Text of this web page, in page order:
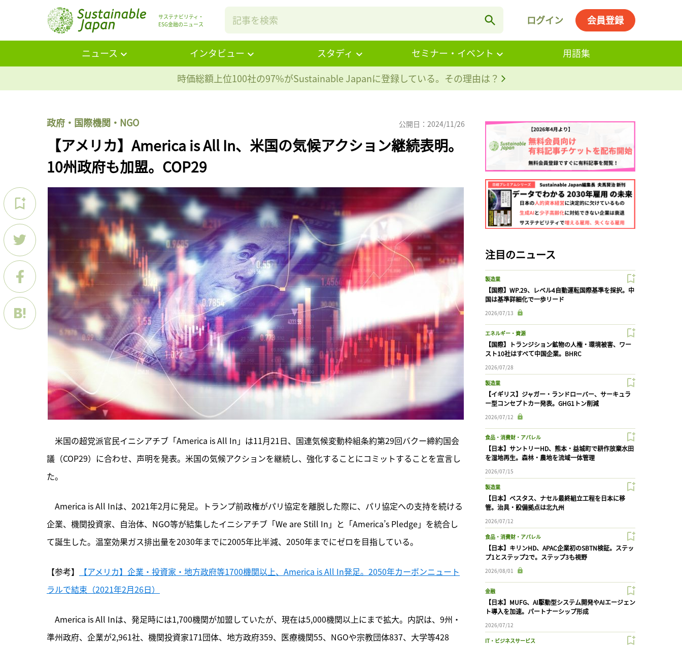
サステナビリティ・
ESG金融のニュース
ログイン 会員登録
ニュース インタビュー スタディ セミナー・イベント
用語集
時価総額上位100社の97%がSustainable Japanに登録している。その理由は？
政府・国際機関・NGO 公開日：2024/11/26
【アメリカ】America is All In、米国の気候アクション継続表明。
10州政府も加盟。COP29
米国の超党派官民イニシアチブ「America is All In」は11月21日、国連気候変動枠組条約第29回バクー締約国会
議（COP29）に合わせ、声明を発表。米国の気候アクションを継続し、強化することにコミットすることを宣言し
た。
America is All Inは、 2021年2月に発足。トランプ前政権がパリ協定を離脱した際に、 パリ協定への支持を続ける
企業、機関投資家、自治体、NGO等が結集したイニシアチブ「We are Still In」と「America’s Pledge」を統合し
て誕生した。温室効果ガス排出量を2030年までに2005年比半減、2050年までにゼロを目指している。
【参考】
【アメリカ】企業・投資家・地方政府等1700機関以上、America is All In発足。2050年カーボンニュート
ラルで結束（2021年2月26日）
America is All Inは、発足時には1,700機関が加盟していたが、現在は5,000機関以上にまで拡大。内訳は、9州・
準州政府、企業が2,961社、機関投資家171団体、地方政府359、医療機関55、NGOや宗教団体837、大学等428
注目のニュース
製造業
【国際】WP.29、レベル4自動運転国際基準を採択。中
国は基準詳細化で一歩リード
2026/07/13
エネルギー・資源
【国際】トランジション鉱物の人権・環境被害、ワー
スト10社はすべて中国企業。BHRC
2026/07/28
製造業
【イギリス】ジャガー・ランドローバー、サーキュラ
ー型コンセプトカー発表。GHG1トン削減
2026/07/12
食品・消費財・アパレル
【日本】サントリーHD、熊本・益城町で耕作放棄水田
を湿地再生。森林・農地を流域一体管理
2026/07/15
製造業
【日本】ベスタス、ナセル最終組立工程を日本に移
管。治具・設備拠点は北九州
2026/07/12
食品・消費財・アパレル
【日本】キリンHD、APAC企業初のSBTN検証。ステッ
プ1とステップ2で。ステップ3も視野
2026/08/01
金融
【日本】MUFG、AI駆動型システム開発やAIエージェン
ト導入を加速。パートナーシップ形成
2026/07/12
IT・ビジネスサービス